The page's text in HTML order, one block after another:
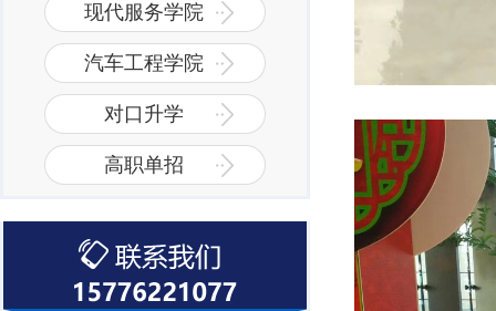
现代服务学院
汽车工程学院
对口升学
高职单招